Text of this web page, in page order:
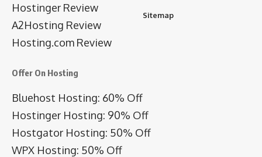
Hostinger Review
A2Hosting Review
Hosting.com Review
Sitemap
Offer On Hosting
Bluehost Hosting: 60% Off
Hostinger Hosting: 90% Off
Hostgator Hosting: 50% Off
WPX Hosting: 50% Off